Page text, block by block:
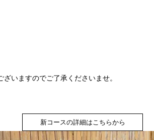
いますのでご了承くださいませ。
新コースの詳細はこちらから